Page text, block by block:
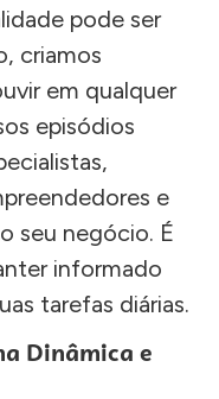
pode ser
criamos
em qualquer
episódios
e
seu negócio. É
informado
tarefas diárias.
Dinâmica e